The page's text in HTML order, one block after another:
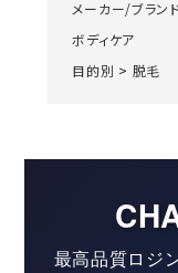
メーカー/ブラン
ボディケア
目的別 > 脱毛
最高品質ロジ